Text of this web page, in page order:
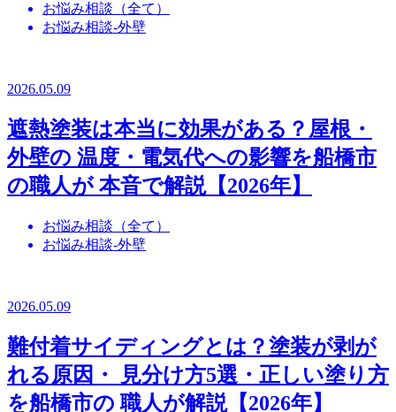
お悩み相談（全て）
お悩み相談-外壁
2026.05.09
遮熱塗装は本当に効果がある？屋根・
外壁の 温度・電気代への影響を船橋市
の職人が 本音で解説【2026年】
お悩み相談（全て）
お悩み相談-外壁
2026.05.09
難付着サイディングとは？塗装が剥が
れる原因・ 見分け方5選・正しい塗り方
を船橋市の 職人が解説【2026年】